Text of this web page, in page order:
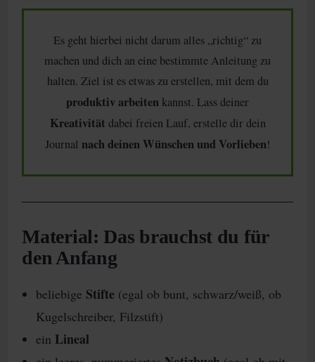
Es geht hierbei nicht darum alles „richtig“ zu
machen und dich an eine bestimmte Anleitung zu
halten. Ziel ist es etwas zu erstellen, mit dem du
produktiv arbeiten kannst. Lass deiner
Kreativität dabei freien Lauf, erstelle dir dein
Journal nach deinen Wünschen und Vorlieben!
Material: Das brauchst du für
den Anfang
beliebige Stifte (egal ob bunt, schwarz/weiß, ob
Kugelschreiber, Filzstift)
ein Lineal